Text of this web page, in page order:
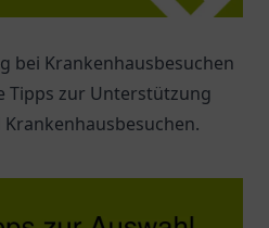
bei Krankenhausbesuchen
Tipps zur Unterstützung